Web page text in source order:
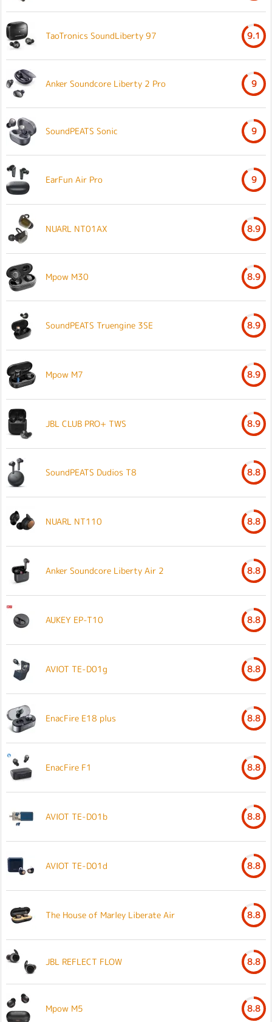
TaoTronics SoundLiberty 97 9.1
Anker Soundcore Liberty 2 Pro 9
SoundPEATS Sonic 9
EarFun Air Pro 9
NUARL NT01AX 8.9
Mpow M30 8.9
SoundPEATS Truengine 3SE 8.9
Mpow M7 8.9
JBL CLUB PRO+ TWS 8.9
SoundPEATS Dudios T8 8.8
NUARL NT110 8.8
Anker Soundcore Liberty Air 2 8.8
AUKEY EP-T10 8.8
AVIOT TE-D01g 8.8
EnacFire E18 plus 8.8
EnacFire F1 8.8
AVIOT TE-D01b 8.8
AVIOT TE-D01d 8.8
The House of Marley Liberate Air 8.8
JBL REFLECT FLOW 8.8
Mpow M5 8.8